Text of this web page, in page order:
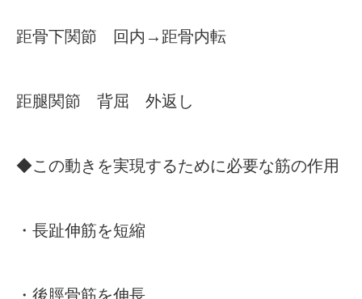
距骨下関節 回内→距骨内転
距腿関節 背屈 外返し
◆この動きを実現するために必要な筋の作用
・長趾伸筋を短縮
・後脛骨筋を伸長